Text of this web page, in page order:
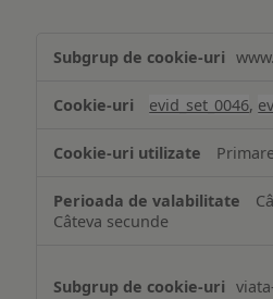
evid_set_0046,
Câteva secunde